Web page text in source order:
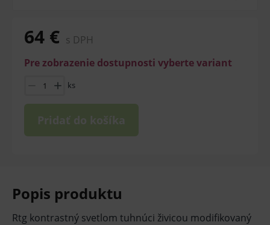
64 € s DPH
Pre zobrazenie dostupnosti vyberte variant
ks
Pridať do košíka
Popis produktu
Rtg kontrastný svetlom tuhnúci živicou modifikovaný